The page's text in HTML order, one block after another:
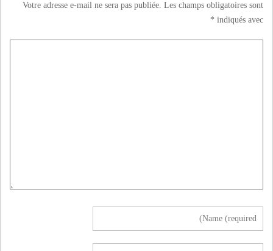
Votre adresse e-mail ne sera pas publiée. Les champs obligatoires sont
indiqués avec
*